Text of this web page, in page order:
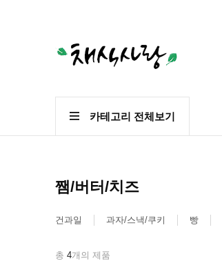
카테고리 전체보기
쨈/버터/치즈
건과일 과자/스낵/쿠키 빵
총 4개의 제품